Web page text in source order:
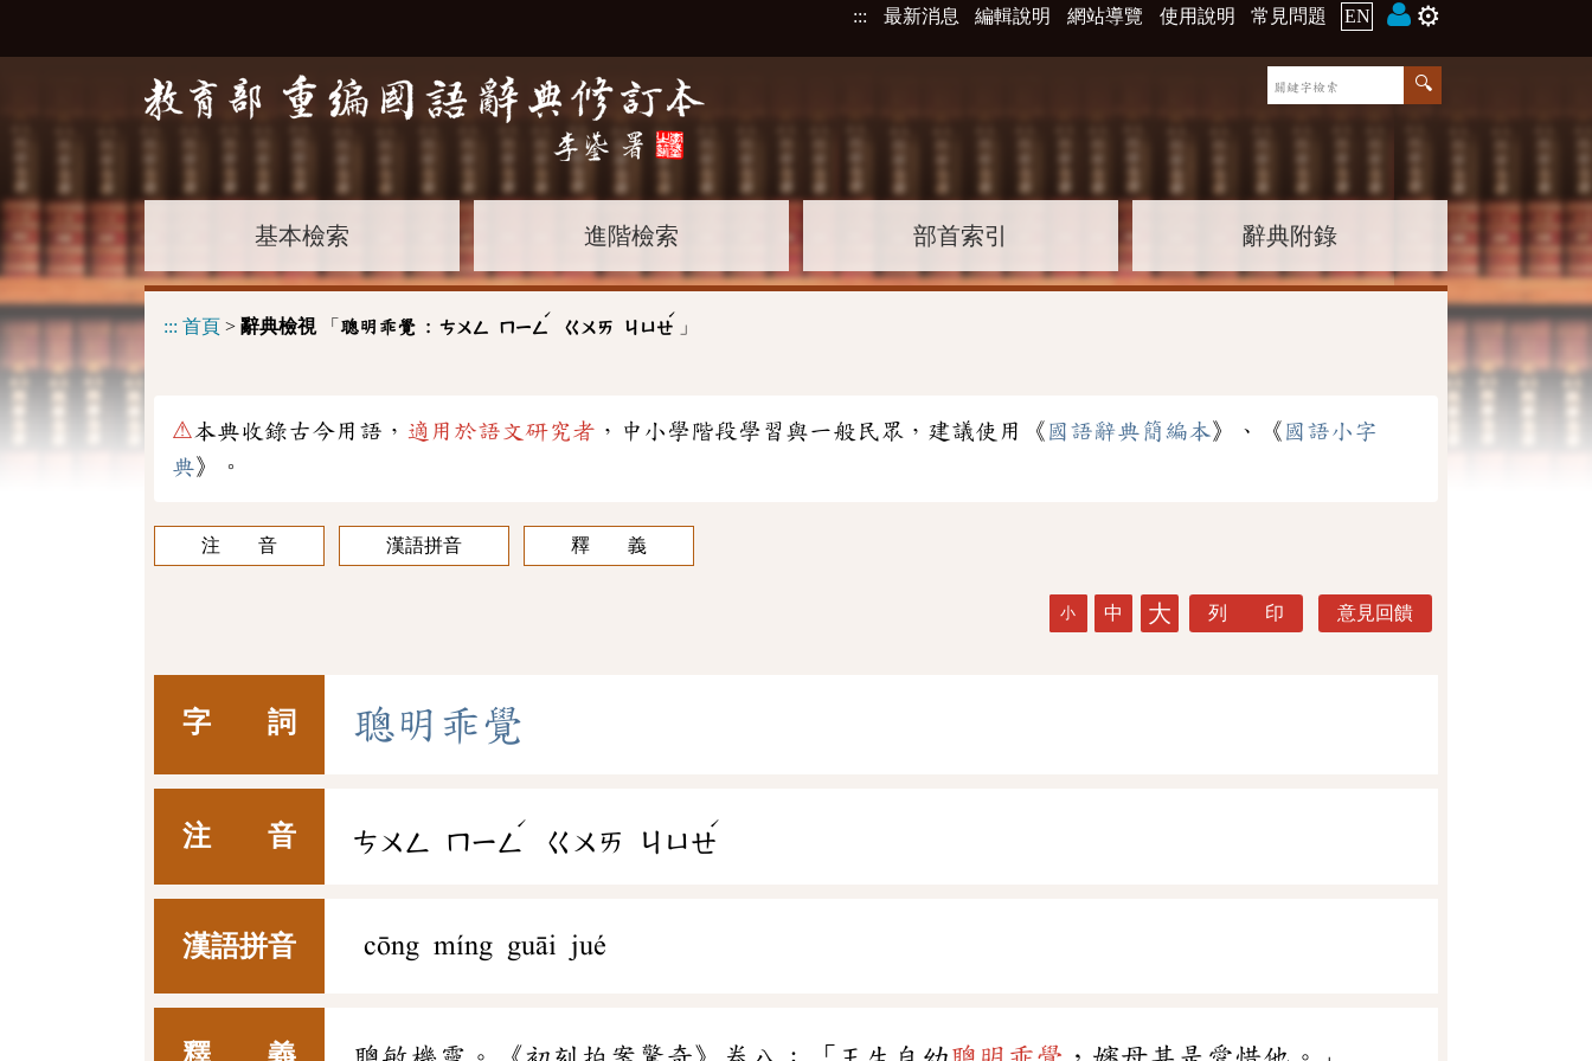
::: 最新消息 編輯說明 網站導覽 使用說明 常見問題 EN ⚙️
基本檢索 進階檢索 部首索引 辭典附錄
::: 首頁 > 辭典檢視「 聰明乖覺 : ㄘㄨㄥ ㄇㄧㄥ
ˊ
ㄍㄨㄞ ㄐㄩㄝ
ˊ
」
⚠本典收錄古今用語， 適用於語文研究者 ，中小學階段學習與一般民眾，建議使用《 國語辭典簡編本》、《 國語小字
典》。
注 音 漢語拼音 釋 義
小 中 大 列 印 意見回饋
字 詞 聰明 乖覺
注 音 ㄘㄨㄥ ㄇㄧㄥ
ˊ
ㄍㄨㄞ ㄐㄩㄝ
ˊ
漢語拼音 cōng míng guāi jué